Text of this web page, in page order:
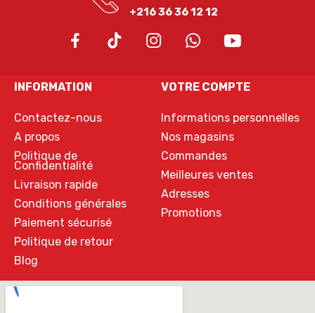
+216 36 36 12 12
INFORMATION
Contactez-nous
A propos
Politique de
Confidentialité
Livraison rapide
Conditions générales
Paiement sécurisé
Politique de retour
Blog
VOTRE COMPTE
Informations personnelles
Nos magasins
Commandes
Meilleures ventes
Adresses
Promotions